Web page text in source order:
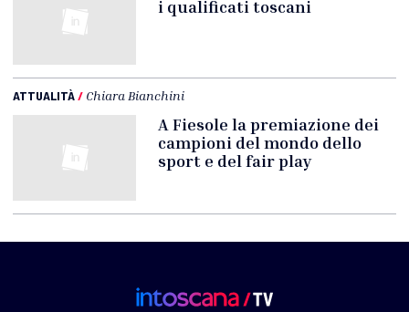
i qualificati toscani
ATTUALITÀ/ Chiara Bianchini
A Fiesole la premiazione dei
campioni del mondo dello
sport e del fair play